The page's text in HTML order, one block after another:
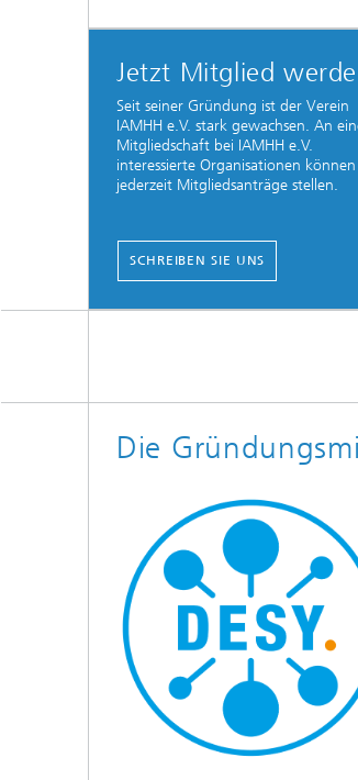
Jetzt Mitglied
Seit seiner Gründung ist der Verein
IAMHH e.V. stark gewachsen. An
Mitgliedschaft bei IAMHH e.V.
interessierte Organisationen können
jederzeit Mitgliedsanträge stellen.
SCHREIBEN SIE UNS
Die